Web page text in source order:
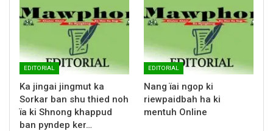
EDITORIAL
Ka jingai jingmut ka
Sorkar ban shu thied noh
ïa ki Shnong khappud
ban pyndep ker…
EDITORIAL
Nang ïai ngop ki
riewpaidbah ha ki
mentuh Online